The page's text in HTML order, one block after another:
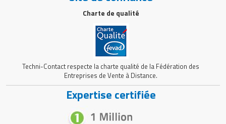
Charte de qualité
Techni-Contact respecte la charte qualité de la Fédération des
Entreprises de Vente à Distance.
Expertise certifiée